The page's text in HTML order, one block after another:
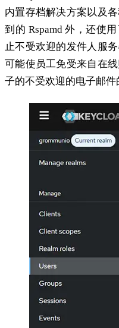
内置存档解决方案以及
到的 Rspamd 外，还使
止不受欢迎的发件人服
可能使员工免受来自在
子的不受欢迎的电子邮件